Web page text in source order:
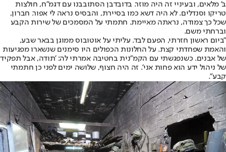
ב' מלאים, ובעיניי זה היה מוזר. בדובדבן הסתובבנו עם דגמ"ח, חולצות
טריקו וסנדלים. לא היה דשא כמו בסיירת, והבסיס נראה לי אפור. חברון,
שכל כך צמודה, נראתה מאיימת. חתמתי על המסמכים של שירות הקבע
וברחתי משם.
"ביום ראשון חזרתי, הפעם לבד. עליתי על אוטובוס ממוגן בבאר שבע,
והאמת שפחדתי קצת. על החלונות הכפולים היו סימנים שנשארו מפגיעות
של אבנים. כשנפגשתי עם הקמ"נית בחטיבה אמרתי לה: 'תודה, אבל תפקיד
של ניהול ידע הוא פחות אני'. זה היה חצוף, שלושה ימים לפני כן חתמתי
קבע".